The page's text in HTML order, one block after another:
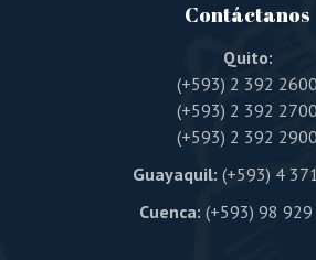
Contáctanos
Quito:
(+593) 2 392 2600
(+593) 2 392 2700
(+593) 2 392 2900
Guayaquil: (+593) 4
Cuenca: (+593) 98